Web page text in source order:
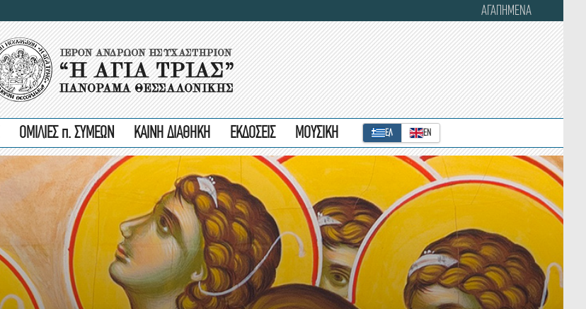
ΑΓΑΠΗΜΕΝΑ
ΟΜΙΛΙΕΣ π. ΣΥΜΕΩΝ ΚΑΙΝΗ ΔΙΑΘΗΚΗ ΕΚΔΟΣΕΙΣ ΜΟΥΣΙΚΗ ΕΛ ΕΝ